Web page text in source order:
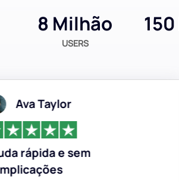
8 Milhão
USERS
Taylor
e sem